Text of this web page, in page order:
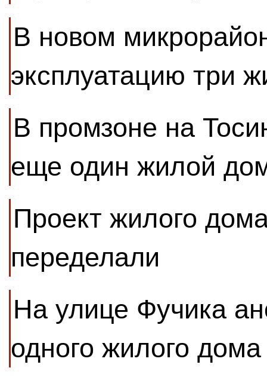
В новом
эксплуатацию три
В промзоне на
еще один жилой
Проект жилого
переделали
На улице Фучика
одного жилого